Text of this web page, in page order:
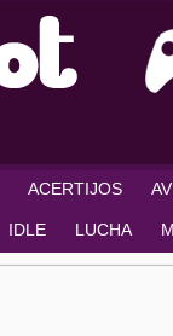
ACERTIJOS
IDLE LUCHA